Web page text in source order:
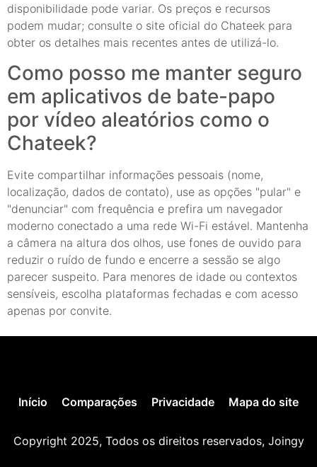
disponibilidade pode variar. Os preços e recursos
podem mudar; consulte o site oficial do Chateek para
obter os detalhes mais recentes antes de utilizá-lo.
Como posso me manter seguro
em aplicativos de bate-papo
por vídeo aleatórios como o
Chateek?
Evite compartilhar informações pessoais (nome,
localização, dados de contato), use as opções "pular" e
"denunciar" com frequência e prefira um navegador
moderno conectado a uma rede Wi-Fi estável. Mantenha
a câmera na altura dos olhos, use fones de ouvido para
reduzir o ruído de fundo e encerre a sessão se algo
parecer suspeito. Para menores de idade ou contextos
sensíveis, escolha plataformas fechadas e com acesso
apenas por convite.
Início Comparações Privacidade Mapa do site
Copyright 2025, Todos os direitos reservados, Joingy